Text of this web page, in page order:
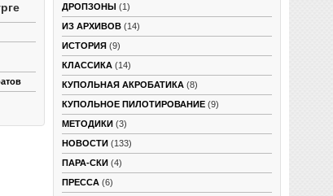
ДРОПЗОНЫ (1)
ИЗ АРХИВОВ (14)
ИСТОРИЯ (9)
КЛАССИКА (14)
КУПОЛЬНАЯ АКРОБАТИКА (8)
КУПОЛЬНОЕ ПИЛОТИРОВАНИЕ (9)
МЕТОДИКИ (3)
НОВОСТИ (133)
ПАРА-СКИ (4)
ПРЕССА (6)